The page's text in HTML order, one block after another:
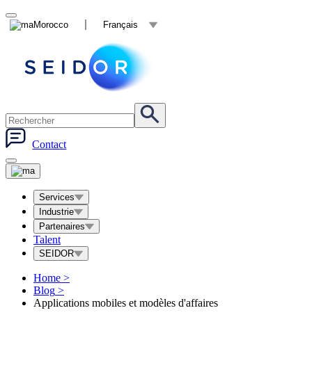
Morocco Français
Contact
Services
Industrie
Partenaires
Talent
SEIDOR
Home >
Blog >
Applications mobiles et modèles d'affaires